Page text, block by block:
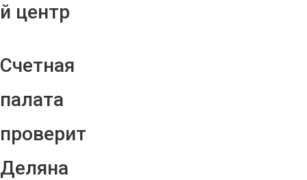
й центр
Счетная
палата
проверит
Деляна